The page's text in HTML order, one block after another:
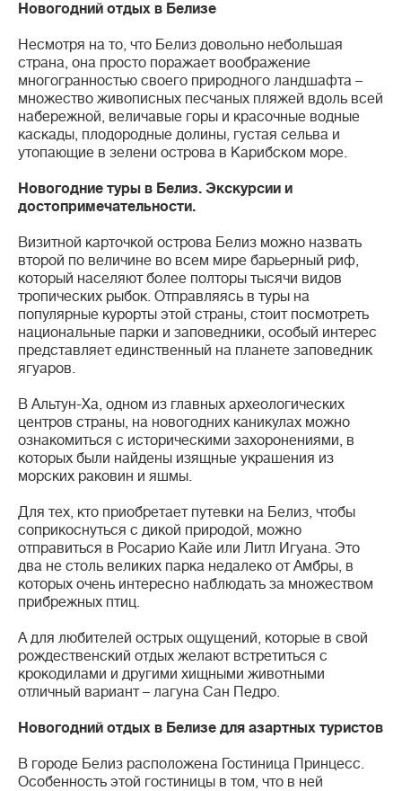
Новогодний отдых в Белизе
Несмотря на то, что Белиз довольно небольшая
страна, она просто поражает воображение
многогранностью своего природного ландшафта –
множество живописных песчаных пляжей вдоль всей
набережной, величавые горы и красочные водные
каскады, плодородные долины, густая сельва и
утопающие в зелени острова в Карибском море.
Новогодние туры в Белиз. Экскурсии и
достопримечательности.
Визитной карточкой острова Белиз можно назвать
второй по величине во всем мире барьерный риф,
который населяют более полторы тысячи видов
тропических рыбок. Отправляясь в туры на
популярные курорты этой страны, стоит посмотреть
национальные парки и заповедники, особый интерес
представляет единственный на планете заповедник
ягуаров.
В Альтун-Ха, одном из главных археологических
центров страны, на новогодних каникулах можно
ознакомиться с историческими захоронениями, в
которых были найдены изящные украшения из
морских раковин и яшмы.
Для тех, кто приобретает путевки на Белиз, чтобы
соприкоснуться с дикой природой, можно
отправиться в Росарио Кайе или Литл Игуана. Это
два не столь великих парка недалеко от Амбры, в
которых очень интересно наблюдать за множеством
прибрежных птиц.
А для любителей острых ощущений, которые в свой
рождественский отдых желают встретиться с
крокодилами и другими хищными животными
отличный вариант – лагуна Сан Педро.
Новогодний отдых в Белизе для азартных туристов
В городе Белиз расположена Гостиница Принцесс.
Особенность этой гостиницы в том, что в ней